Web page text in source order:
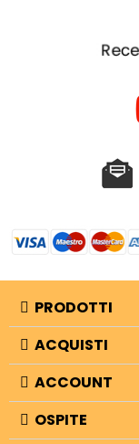
PRODOTTI
ACQUISTI
ACCOUNT
OSPITE